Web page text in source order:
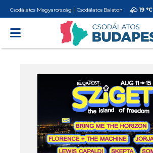
Csodálatos Magyarország Csodálatos Balaton 19 °C